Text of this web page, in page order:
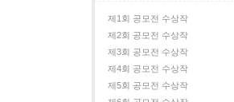
제1회 공모전 수상작
제2회 공모전 수상작
제3회 공모전 수상작
제4회 공모전 수상작
제5회 공모전 수상작